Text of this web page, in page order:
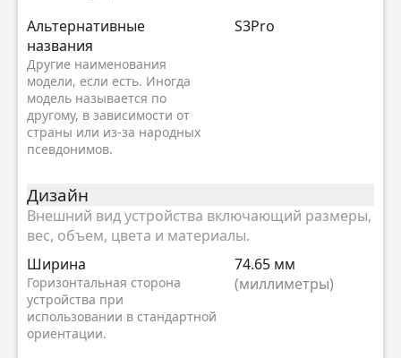
Альтернативные
названия
Другие наименования
модели, если есть. Иногда
модель называется по
другому, в зависимости от
страны или из-за народных
псевдонимов.
S3Pro
Дизайн
Внешний вид устройства включающий размеры,
вес, объем, цвета и материалы.
Ширина
Горизонтальная сторона
устройства при
использовании в стандартной
ориентации.
74.65 мм
(миллиметры)